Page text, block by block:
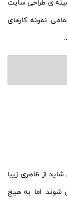
نمونه کارهای
از ظاهری زیبا
شوند. اما به هیچ